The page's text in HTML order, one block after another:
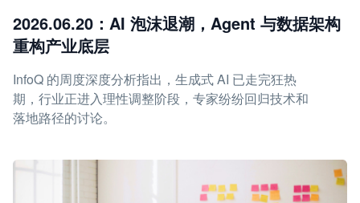
2026.06.20：AI 泡沫退潮，Agent 与数据架构
重构产业底层
InfoQ 的周度深度分析指出，生成式 AI 已走完狂热
期，行业正进入理性调整阶段，专家纷纷回归技术和
落地路径的讨论。